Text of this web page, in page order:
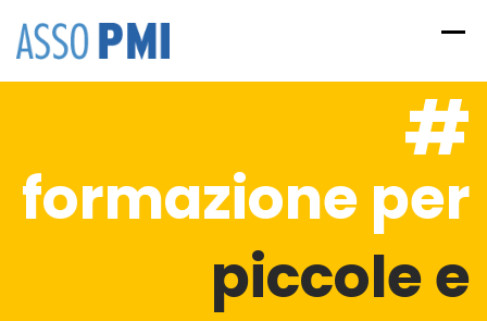
#
formazione per
piccole e